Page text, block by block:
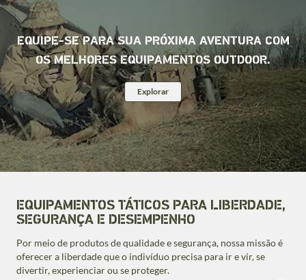
EQUIPE-SE PARA SUA PRÓXIMA AVENTURA COM
OS MELHORES EQUIPAMENTOS OUTDOOR.
Explorar
EQUIPAMENTOS TÁTICOS PARA LIBERDADE,
SEGURANÇA E DESEMPENHO
Por meio de produtos de qualidade e segurança, nossa missão é
oferecer a liberdade que o indivíduo precisa para ir e vir, se
divertir, experienciar ou se proteger.
VER TODOS